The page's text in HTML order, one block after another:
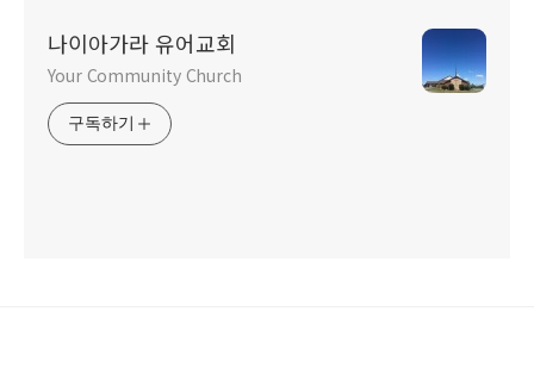
나이아가라 유어교회
Your Community Church
구독하기